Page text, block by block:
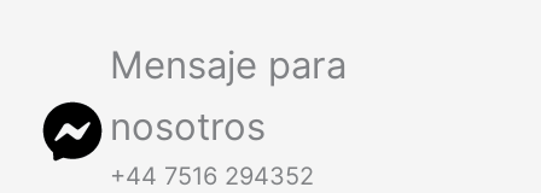
Mensaje para
nosotros
+44 7516 294352